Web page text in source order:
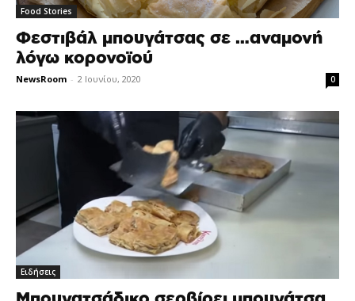
Food Stories
Φεστιβάλ μπουγάτσας σε …αναμονή
λόγω κορονοϊού
NewsRoom - 2 Ιουνίου, 2020 0
Ειδήσεις